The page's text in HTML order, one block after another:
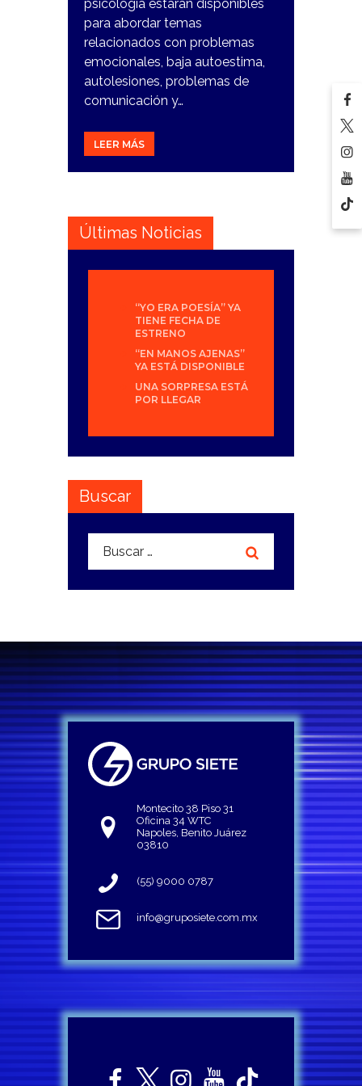
psicología estarán disponibles
para abordar temas
relacionados con problemas
emocionales, baja autoestima,
autolesiones, problemas de
comunicación y…
LEER MÁS
Últimas Noticias
“YO ERA POESÍA” YA
TIENE FECHA DE
ESTRENO
“EN MANOS AJENAS”
YA ESTÁ DISPONIBLE
UNA SORPRESA ESTÁ
POR LLEGAR
Buscar
Buscar:
Montecito 38 Piso 31
Oficina 34 WTC
Napoles, Benito Juárez
03810
(55) 9000 0787
info@gruposiete.com.mx